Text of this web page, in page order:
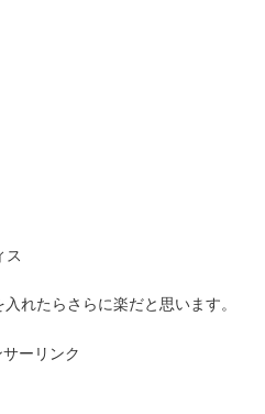
ス
れたらさらに楽だと思います。
サーリンク